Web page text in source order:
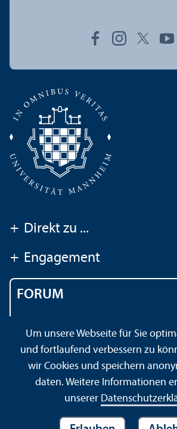
+ Direkt zu ...
+ Engagement
FORUM
Universität Mannheim
Impressum
Um unsere Webseite für Sie
und fortlaufend verbessern zu
wir Cookies und speichern
daten. Weitere Informationen
unserer